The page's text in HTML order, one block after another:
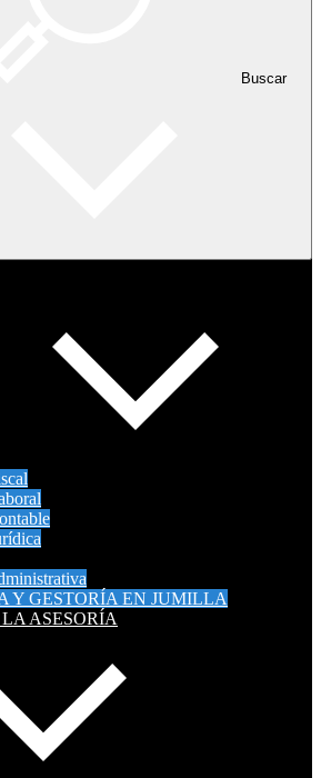
Buscar
Y GESTORÍA EN JUMILLA
ASESORÍA